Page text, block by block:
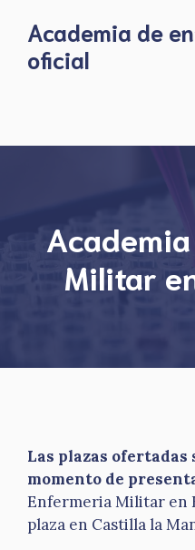
content
Academia de
oficial
Militar
Las plazas ofertadas
momento de
Enfermeria Militar en
plaza en Castilla la